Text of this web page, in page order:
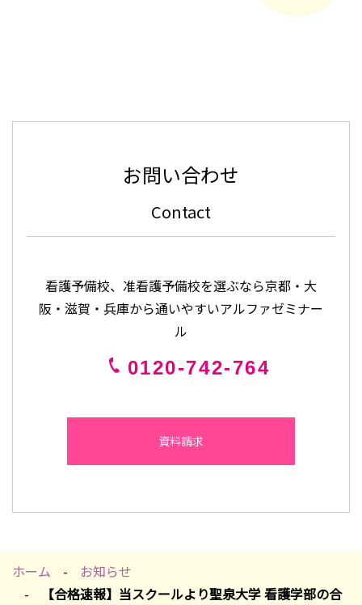
お問い合わせ
Contact
看護予備校、准看護予備校を選ぶなら京都・大
阪・滋賀・兵庫から通いやすいアルファゼミナー
ル
0120-742-764
資料請求
ホーム
お知らせ
【合格速報】当スクールより聖泉大学 看護学部の合